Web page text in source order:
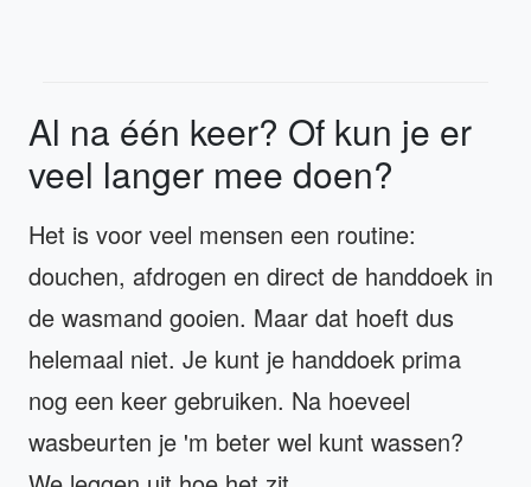
Al na één keer? Of kun je er
veel langer mee doen?
Het is voor veel mensen een routine:
douchen, afdrogen en direct de handdoek in
de wasmand gooien. Maar dat hoeft dus
helemaal niet. Je kunt je handdoek prima
nog een keer gebruiken. Na hoeveel
wasbeurten je 'm beter wel kunt wassen?